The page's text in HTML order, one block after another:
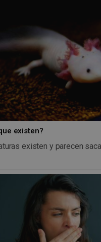
existen?
existen y parecen